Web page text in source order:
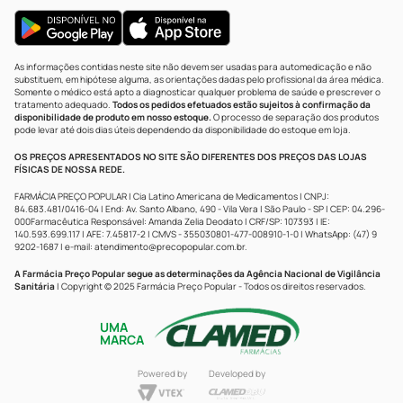
As informações contidas neste site não devem ser usadas para automedicação e não
substituem, em hipótese alguma, as orientações dadas pelo profissional da área médica.
Somente o médico está apto a diagnosticar qualquer problema de saúde e prescrever o
tratamento adequado. Todos os pedidos efetuados estão sujeitos à confirmação da
disponibilidade de produto em nosso estoque.O processo de separação dos produtos
pode levar até dois dias úteis dependendo da disponibilidade do estoque em loja.
OS PREÇOS APRESENTADOS NO SITE SÃO DIFERENTES DOS PREÇOS DAS LOJAS
FÍSICAS DE NOSSA REDE.
FARMÁCIA PREÇO POPULAR | Cia Latino Americana de Medicamentos | CNPJ:
84.683.481/0416-04 | End: Av. Santo Albano, 490 - Vila Vera | São Paulo - SP | CEP: 04.296-
000Farmacêutica Responsável: Amanda Zelia Deodato | CRF/SP: 107393 | IE:
140.593.699.117 | AFE: 7.45817-2 | CMVS - 355030801-477-008910-1-0 | WhatsApp: (47) 9
9202-1687 | e-mail: atendimento@precopopular.com.br.
A Farmácia Preço Popular segue as determinações da Agência Nacional de Vigilância
Sanitária | Copyright © 2025 Farmácia Preço Popular - Todos os direitos reservados.
UMA
MARCA
Powered by Developed by